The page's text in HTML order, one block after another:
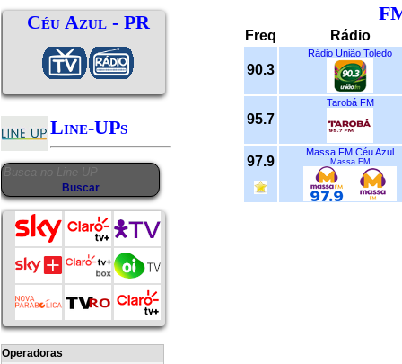
Céu Azul - PR
Line-UPs
Operadoras
Freq Rádio
90.3
Rádio União Toledo
95.7
Tarobá FM
97.9
Massa FM Céu Azul
Massa FM